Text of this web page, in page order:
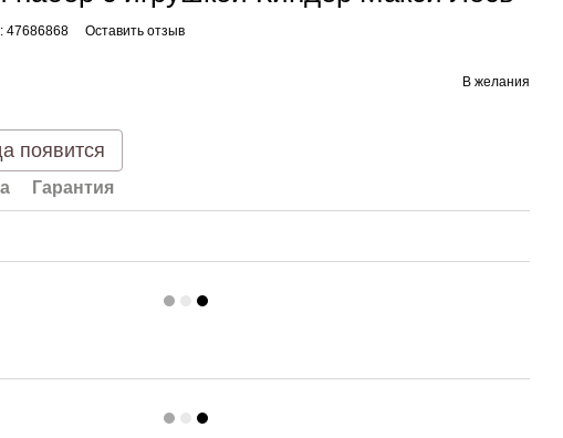
47686868 Оставить отзыв
В желания
появится
Гарантия